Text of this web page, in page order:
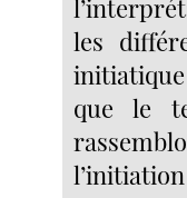
les
que le
l’initiation